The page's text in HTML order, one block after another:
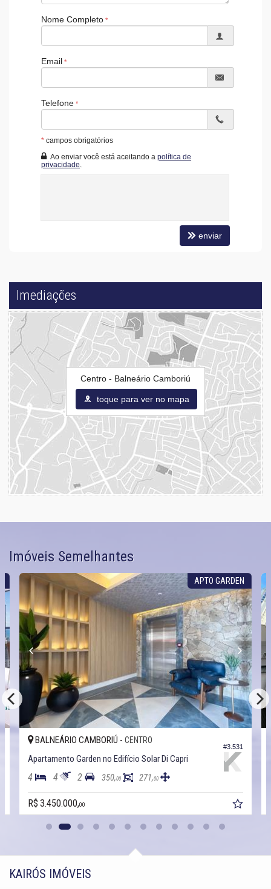
Nome Completo
Email
Telefone
* campos obrigatórios
Ao enviar você está aceitando a política de
privacidade
enviar
Imediações
Centro - Balneário Camboriú
toque para ver no mapa
Imóveis Semelhantes
APTO GARDEN
#3.531
BALNEÁRIO CAMBORIÚ - CENTRO
Apartamento Garden no Edifício Solar Di Capri
4 4 2 350,00 271,00
R$ 3.450.000,00
KAIRÓS IMÓVEIS